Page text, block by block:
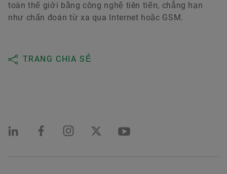
toàn thế giới bằng công nghệ tiên tiến, chẳng hạn
như chẩn đoán từ xa qua Internet hoặc GSM.
TRANG CHIA SẺ